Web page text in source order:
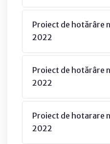
Proiect de hotărâre
2022
Proiect de hotărâre
2022
Proiect de hotarare
2022